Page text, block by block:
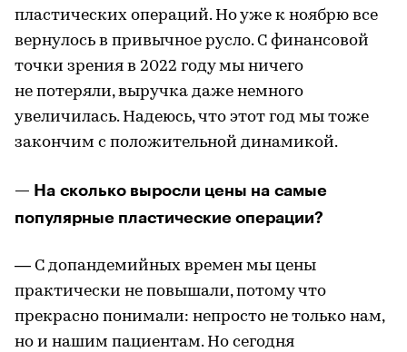
пластических операций. Но уже к ноябрю все
вернулось в привычное русло. С финансовой
точки зрения в 2022 году мы ничего
не потеряли, выручка даже немного
увеличилась. Надеюсь, что этот год мы тоже
закончим с положительной динамикой.
— На сколько выросли цены на самые
популярные пластические операции?
— С допандемийных времен мы цены
практически не повышали, потому что
прекрасно понимали: непросто не только нам,
но и нашим пациентам. Но сегодня